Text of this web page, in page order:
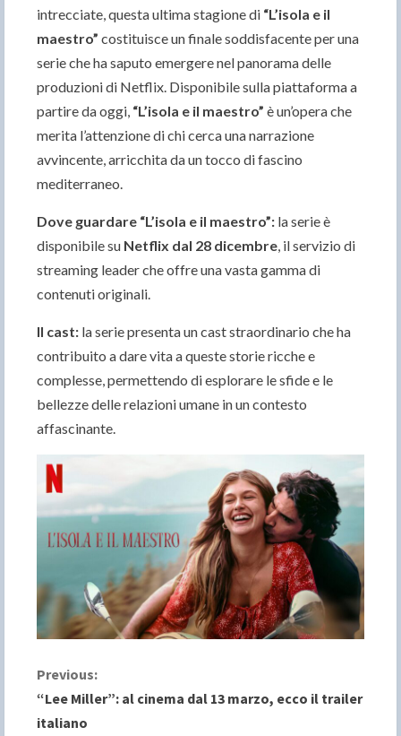
intrecciate, questa ultima stagione di “L’isola e il
maestro” costituisce un finale soddisfacente per una
serie che ha saputo emergere nel panorama delle
produzioni di Netflix. Disponibile sulla piattaforma a
partire da oggi, “L’isola e il maestro” è un’opera che
merita l’attenzione di chi cerca una narrazione
avvincente, arricchita da un tocco di fascino
mediterraneo.
Dove guardare “L’isola e il maestro”: la serie è
disponibile su Netflix dal 28 dicembre, il servizio di
streaming leader che offre una vasta gamma di
contenuti originali.
Il cast: la serie presenta un cast straordinario che ha
contribuito a dare vita a queste storie ricche e
complesse, permettendo di esplorare le sfide e le
bellezze delle relazioni umane in un contesto
affascinante.
C
o
Previous:
“Lee Miller”: al cinema dal 13 marzo, ecco il trailer
italiano